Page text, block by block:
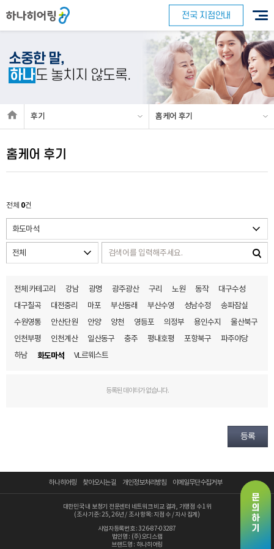
전국 지점안내
소중한 말,
하나도 놓치지 않도록.
후기 홈케어 후기
홈케어 후기
전체 0건
전체 카테고리 강남 광명 광주광산 구리 노원 동작
대구수성
대구칠곡
대전중리 마포 부산동래 부산수영 성남수정
송파잠실
수원영통
안산단원 안양 양천 영등포 의정부 용인수지
울산북구
인천부평
인천계산 일산동구 충주 평내호평 포항북구
파주야당
하남
화도마석 VL르웨스트
등록된 데이터가 없습니다.
등록
하나히어링 찾아오시는 길 개인정보처리방침 이메일무단수집거부
대한민국 내 보청기 전문센터 네트워크 비교 결과, 가맹점 수 1위
(조사 기준: 25, 26년 / 조사 항목: 지점 수 / 자사 집계)
사업자등록번호 : 326-87-03287
법인명 : (주)오디스랩
브랜드명 : 하나히어링
바로 예약하기
연락처 - -
센터
예약시간
분야
내용